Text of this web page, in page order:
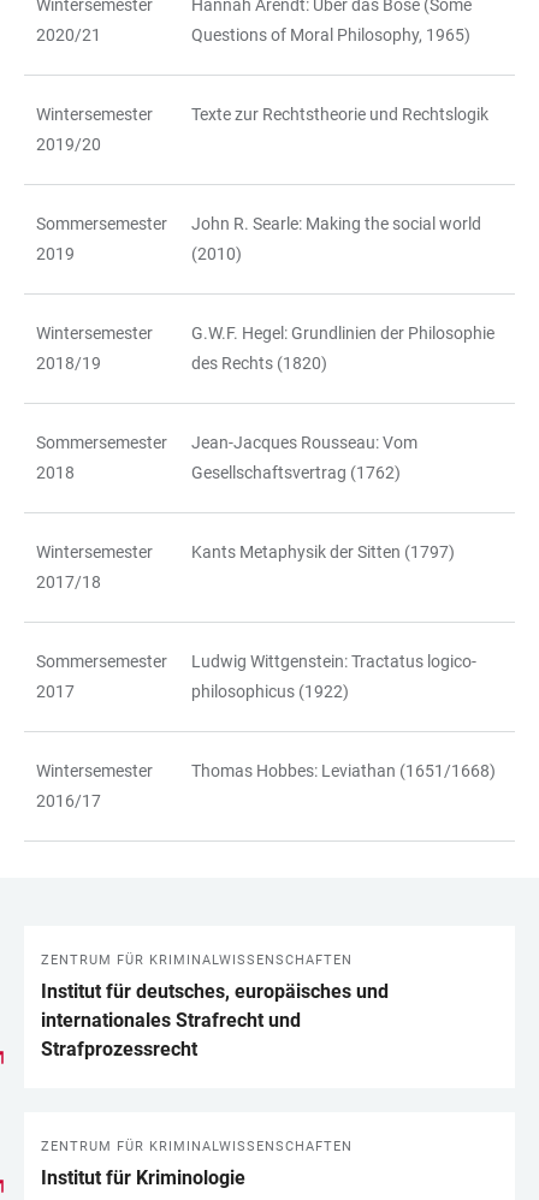
Wintersemester
2020/21
Hannah Arendt: Über das Böse (Some
Questions of Moral Philosophy, 1965)
Wintersemester
2019/20
Texte zur Rechtstheorie und Rechtslogik
Sommersemester
2019
John R. Searle: Making the social world
(2010)
Wintersemester
2018/19
G.W.F. Hegel: Grundlinien der Philosophie
des Rechts (1820)
Sommersemester
2018
Jean-Jacques Rousseau: Vom
Gesellschaftsvertrag (1762)
Wintersemester
2017/18
Kants Metaphysik der Sitten (1797)
Sommersemester
2017
Ludwig Wittgenstein: Tractatus logico-
philosophicus (1922)
Wintersemester
2016/17
Thomas Hobbes: Leviathan (1651/1668)
LINKS
ZENTRUM FÜR KRIMINALWISSENSCHAFTEN
Institut für deutsches, europäisches und
internationales Strafrecht und
Strafprozessrecht
ZENTRUM FÜR KRIMINALWISSENSCHAFTEN
Institut für Kriminologie